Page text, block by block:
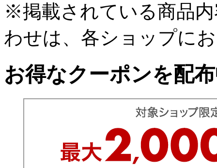
※掲載されている商品
わせは、各ショップに
お得なクーポンを配